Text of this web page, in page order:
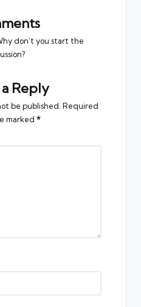
don’t you start the
Reply
be published. Required
marked *